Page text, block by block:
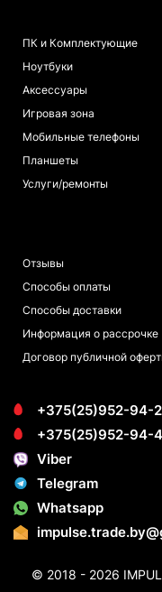
ПК и Комплектующие
Ноутбуки
Аксессуары
Игровая зона
Мобильные телефоны
Планшеты
Услуги/ремонты
Отзывы
Способы оплаты
Способы доставки
Информация о рассрочке
Договор публичной
+375(25)952-94-
+375(25)952-94-
Viber
Telegram
Whatsapp
© 2018 - 2026